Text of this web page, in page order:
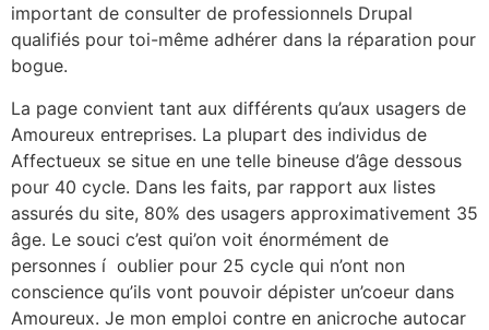
important de consulter de professionnels Drupal
qualifiés pour toi-même adhérer dans la réparation pour
bogue.
La page convient tant aux différents qu’aux usagers de
Amoureux entreprises. La plupart des individus de
Affectueux se situe en une telle bineuse d’âge dessous
pour 40 cycle. Dans les faits, par rapport aux listes
assurés du site, 80% des usagers approximativement 35
âge. Le souci c’est qui’on voit énormément de
personnes í oublier pour 25 cycle qui n’ont non
conscience qu’ils vont pouvoir dépister un’coeur dans
Amoureux. Je mon emploi contre en anicroche autocar